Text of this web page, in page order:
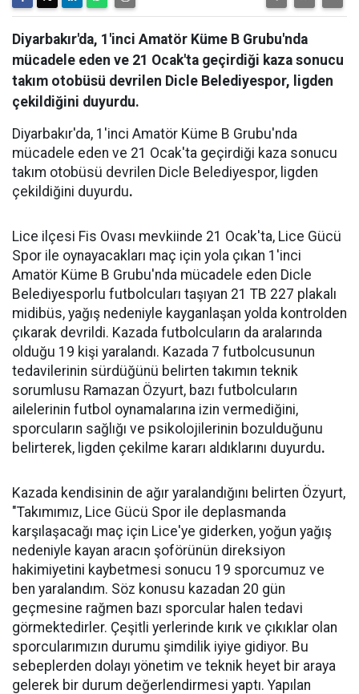
Diyarbakır'da, 1'inci Amatör Küme B Grubu'nda
mücadele eden ve 21 Ocak'ta geçirdiği kaza sonucu
takım otobüsü devrilen Dicle Belediyespor, ligden
çekildiğini duyurdu.
Diyarbakır'da, 1'inci Amatör Küme B Grubu'nda
mücadele eden ve 21 Ocak'ta geçirdiği kaza sonucu
takım otobüsü devrilen Dicle Belediyespor, ligden
çekildiğini duyurdu.
Lice ilçesi Fis Ovası mevkiinde 21 Ocak'ta, Lice Gücü
Spor ile oynayacakları maç için yola çıkan 1'inci
Amatör Küme B Grubu'nda mücadele eden Dicle
Belediyesporlu futbolcuları taşıyan 21 TB 227 plakalı
midibüs, yağış nedeniyle kayganlaşan yolda kontrolden
çıkarak devrildi. Kazada futbolcuların da aralarında
olduğu 19 kişi yaralandı. Kazada 7 futbolcusunun
tedavilerinin sürdüğünü belirten takımın teknik
sorumlusu Ramazan Özyurt, bazı futbolcuların
ailelerinin futbol oynamalarına izin vermediğini,
sporcuların sağlığı ve psikolojilerinin bozulduğunu
belirterek, ligden çekilme kararı aldıklarını duyurdu.
Kazada kendisinin de ağır yaralandığını belirten Özyurt,
"Takımımız, Lice Gücü Spor ile deplasmanda
karşılaşacağı maç için Lice'ye giderken, yoğun yağış
nedeniyle kayan aracın şoförünün direksiyon
hakimiyetini kaybetmesi sonucu 19 sporcumuz ve
ben yaralandım. Söz konusu kazadan 20 gün
geçmesine rağmen bazı sporcular halen tedavi
görmektedirler. Çeşitli yerlerinde kırık ve çıkıklar olan
sporcularımızın durumu şimdilik iyiye gidiyor. Bu
sebeplerden dolayı yönetim ve teknik heyet bir araya
gelerek bir durum değerlendirmesi yaptı. Yapılan